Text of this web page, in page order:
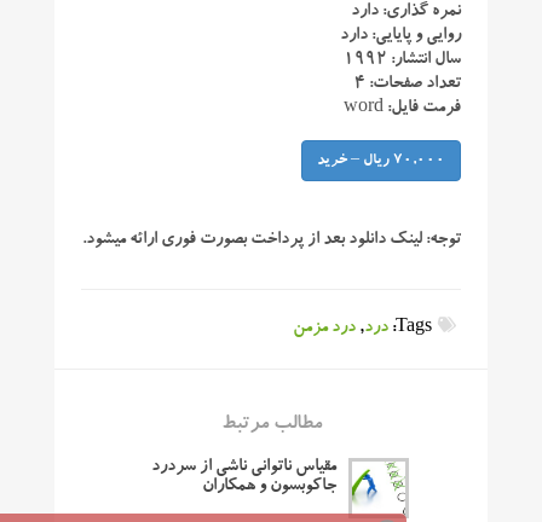
نمره گذاری: دارد
روایی و پایایی: دارد
سال انتشار: ۱۹۹۲
تعداد صفحات: ۴
فرمت فایل: word
70,000 ریال – خرید
توجه: لینک دانلود بعد از پرداخت بصورت فوری ارائه میشود.
Tags: درد,درد مزمن
مطالب مرتبط
مقیاس ناتوانی ناشی از سردرد
جاکوبسون و همکاران